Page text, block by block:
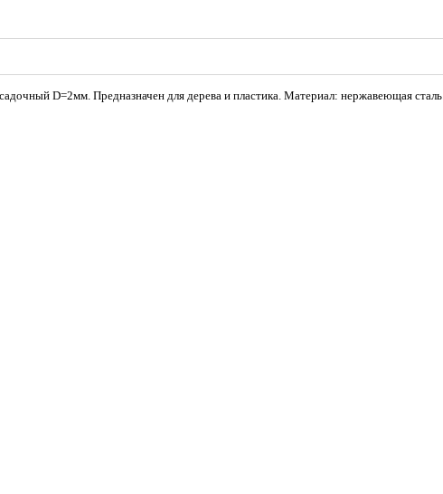
D=2мм. Предназначен для дерева и пластика. Материал: нержавеющая сталь.